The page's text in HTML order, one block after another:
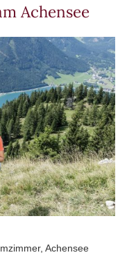
Achensee
Achensee